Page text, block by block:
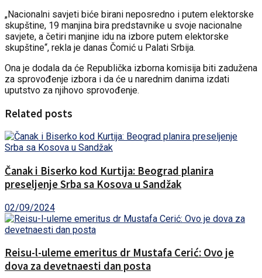
„Nacionalni savjeti biće birani neposredno i putem elektorske
skupštine, 19 manjina bira predstavnike u svoje nacionalne
savjete, a četiri manjine idu na izbore putem elektorske
skupštine“, rekla je danas Čomić u Palati Srbija.
Ona je dodala da će Republička izborna komisija biti zadužena
za sprovođenje izbora i da će u narednim danima izdati
uputstvo za njihovo sprovođenje.
Related posts
Čanak i Biserko kod Kurtija: Beograd planira
preseljenje Srba sa Kosova u Sandžak
02/09/2024
Reisu-l-uleme emeritus dr Mustafa Cerić: Ovo je
dova za devetnaesti dan posta